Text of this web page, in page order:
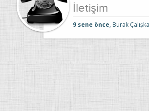
İletişim
9 sene önce, Burak